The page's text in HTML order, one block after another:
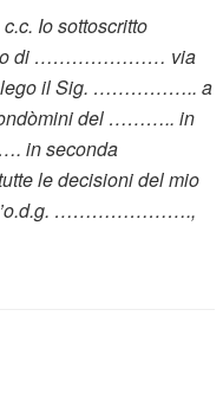
Io sottoscritto
di ………………… via
il Sig. …………….. a
del ……….. in
in seconda
le decisioni del mio
all’o.d.g. ………………….,